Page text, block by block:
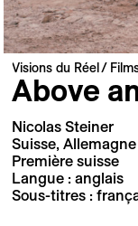
Visions du Réel
Above
Nicolas Steiner
Suisse,
Première suisse
Langue : anglais
Sous-titres :